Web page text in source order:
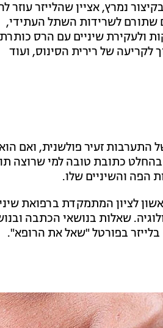
נמרץ, אציין שהלייזר עוזר
שתורם לשרידות השתל העתידי,
ולעקירת שיניים עם הרס
לקריעה של רירית הסינוס, ועוד
התערבות זעיר פולשנית, ואם
בהחלט כתובת טובה למי שרוצה
הפה והשיניים שלו.
לציון המתמקדת ברפואת
שאלות בנושאי הכתבה
בלייזר בפורטל "שאל את הרופא".